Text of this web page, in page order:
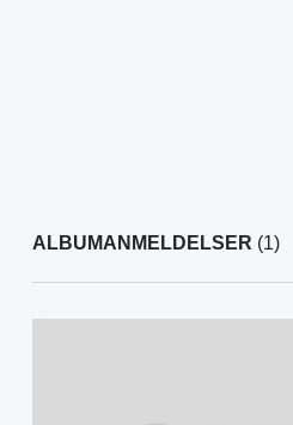
ALBUMANMELDELSER (1)